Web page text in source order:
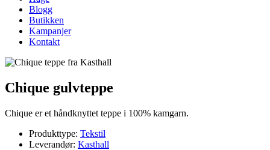
Blogg
Butikken
Kampanjer
Kontakt
Chique gulvteppe
Chique er et håndknyttet teppe i 100% kamgarn.
Produkttype: Tekstil
Leverandør: Kasthall